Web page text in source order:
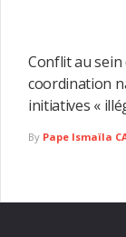
Conflit au sein
coordination
initiatives «
By Pape Ismaïla